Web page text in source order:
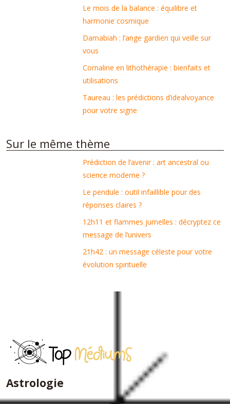
Le mois de la balance : équilibre et
harmonie cosmique
Damabiah : l’ange gardien qui veille sur
vous
Cornaline en lithothérapie : bienfaits et
utilisations
Taureau : les prédictions d’idealvoyance
pour votre signe
Sur le même thème
Prédiction de l’avenir : art ancestral ou
science moderne ?
Le pendule : outil infaillible pour des
réponses claires ?
12h11 et flammes jumelles : décryptez ce
message de l’univers
21h42 : un message céleste pour votre
évolution spirituelle
Astrologie